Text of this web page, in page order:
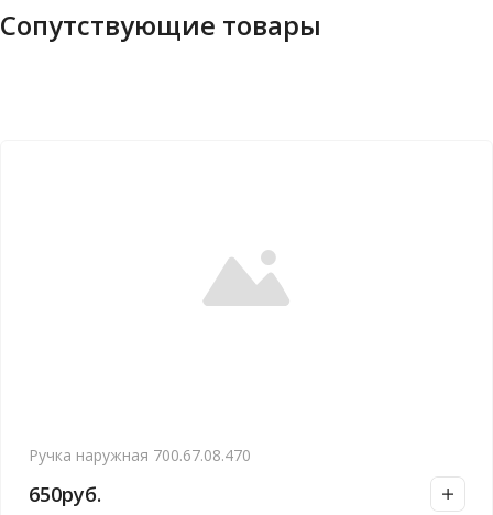
Сопутствующие товары
Ручка наружная 700.67.08.470
650руб.